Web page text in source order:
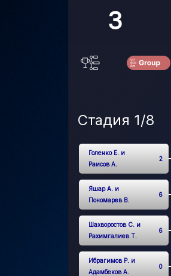
3
Стадия 1/8
Голенко Е. и
Раисов А.
2
Яшар А. и
Пономарев В.
6
Шахворостов С. и
Рахимгалиев Т.
6
Ибрагимов Р. и
Адамбеков А.
0